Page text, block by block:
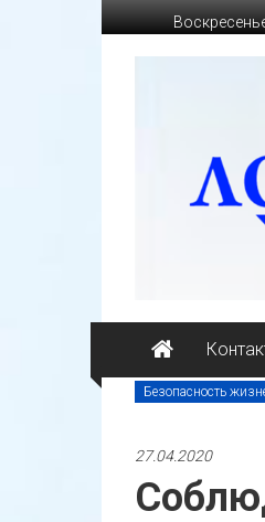
к
содержимому
массово-
политическая
Безопасность
27.04.2020